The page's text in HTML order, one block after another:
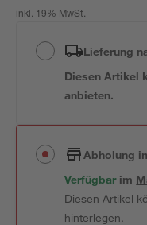
inkl. 19% MwSt.
Lieferung
Diesen Artikel
anbieten.
Abholung
Verfügbar im
Diesen Artikel
hinterlegen.